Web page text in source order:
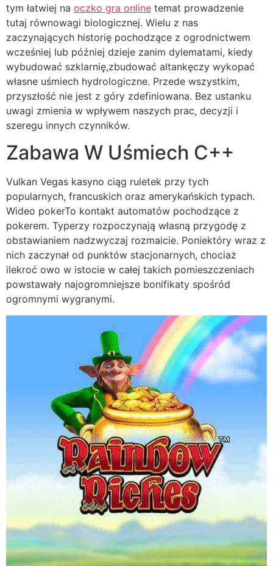
tym łatwiej na oczko gra online temat prowadzenie
tutaj równowagi biologicznej. Wielu z nas
zaczynających historię pochodzące z ogrodnictwem
wcześniej lub później dzieje zanim dylematami, kiedy
wybudować szklarnię,zbudować altankęczy wykopać
własne uśmiech hydrologiczne. Przede wszystkim,
przyszłość nie jest z góry zdefiniowana. Bez ustanku
uwagi zmienia w wpływem naszych prac, decyzji i
szeregu innych czynników.
Zabawa W Uśmiech C++
Vulkan Vegas kasyno ciąg ruletek przy tych
popularnych, francuskich oraz amerykańskich typach.
Wideo pokerTo kontakt automatów pochodzące z
pokerem. Typerzy rozpoczynają własną przygodę z
obstawianiem nadzwyczaj rozmaicie. Poniektóry wraz z
nich zaczynał od punktów stacjonarnych, chociaż
ilekroć owo w istocie w całej takich pomieszczeniach
powstawały najogromniejsze bonifikaty spośród
ogromnymi wygranymi.